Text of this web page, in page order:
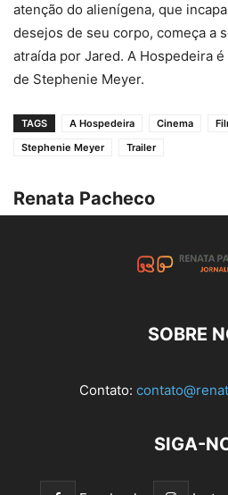
atenção do alienígena, que
desejos de seu corpo, começa a
atraída por Jared. A Hospedeira
de Stephenie Meyer.
TAGS A Hospedeira Cinema
Stephenie Meyer
Trailer
Renata Pacheco
SOBRE
Contato:
SIGA-